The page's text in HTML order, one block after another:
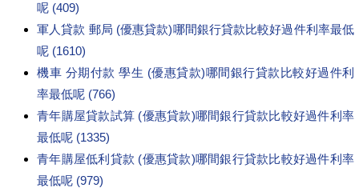
呢 (409)
軍人貸款 郵局 (優惠貸款)哪間銀行貸款比較好過件利率最低
呢 (1610)
機車 分期付款 學生 (優惠貸款)哪間銀行貸款比較好過件利
率最低呢 (766)
青年購屋貸款試算 (優惠貸款)哪間銀行貸款比較好過件利率
最低呢 (1335)
青年購屋低利貸款 (優惠貸款)哪間銀行貸款比較好過件利率
最低呢 (979)